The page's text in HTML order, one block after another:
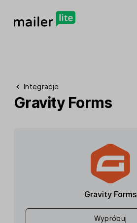
Integracje
Gravity Forms
Gravity Forms
Wypróbuj